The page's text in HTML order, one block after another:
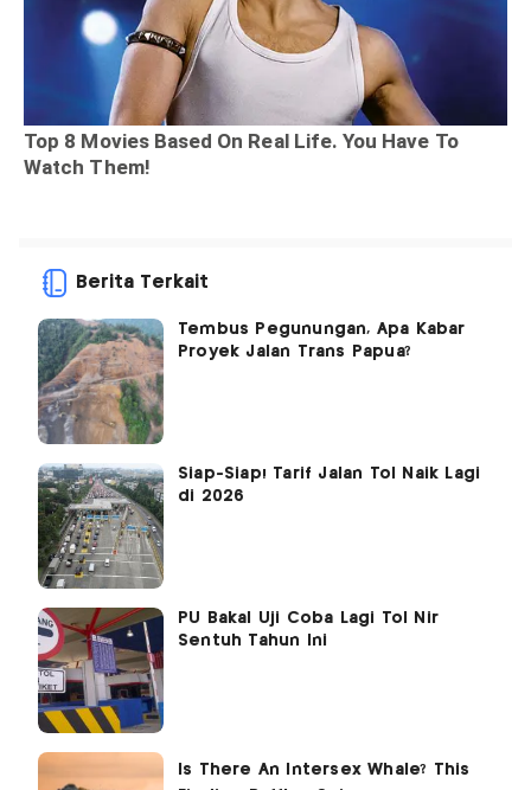
Berita Terkait
Tembus Pegunungan, Apa Kabar
Proyek Jalan Trans Papua?
Siap-Siap! Tarif Jalan Tol Naik Lagi
di 2026
PU Bakal Uji Coba Lagi Tol Nir
Sentuh Tahun Ini